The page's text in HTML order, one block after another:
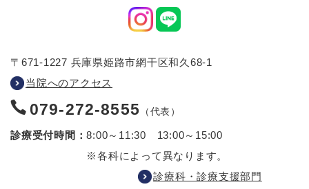
〒671-1227 兵庫県姫路市網干区和久68-1
当院へのアクセス
079-272-8555 （代表）
診療受付時間：8:00～11:30 13:00～15:00
※各科によって異なります。
診療科・診療支援部門